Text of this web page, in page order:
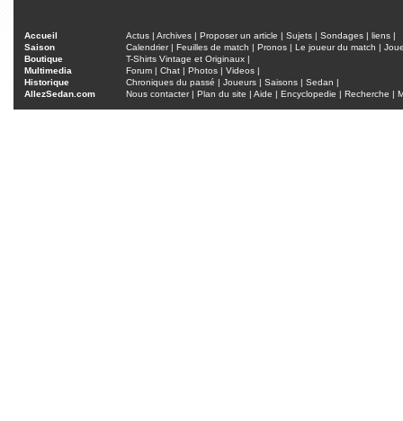
Accueil Actus | Archives | Proposer un article | Sujets | Sondages | liens |
Saison
Calendrier| Feuilles de match | Pronos | Le joueur du match |
Boutique
T-Shirts Vintage et Originaux |
Multimedia
Forum | Chat | Photos | Videos |
Historique
Chroniques du passé | Joueurs | Saisons | Sedan |
AllezSedan.com
Nous contacter| Plan du site | Aide | Encyclopedie | Recherche |